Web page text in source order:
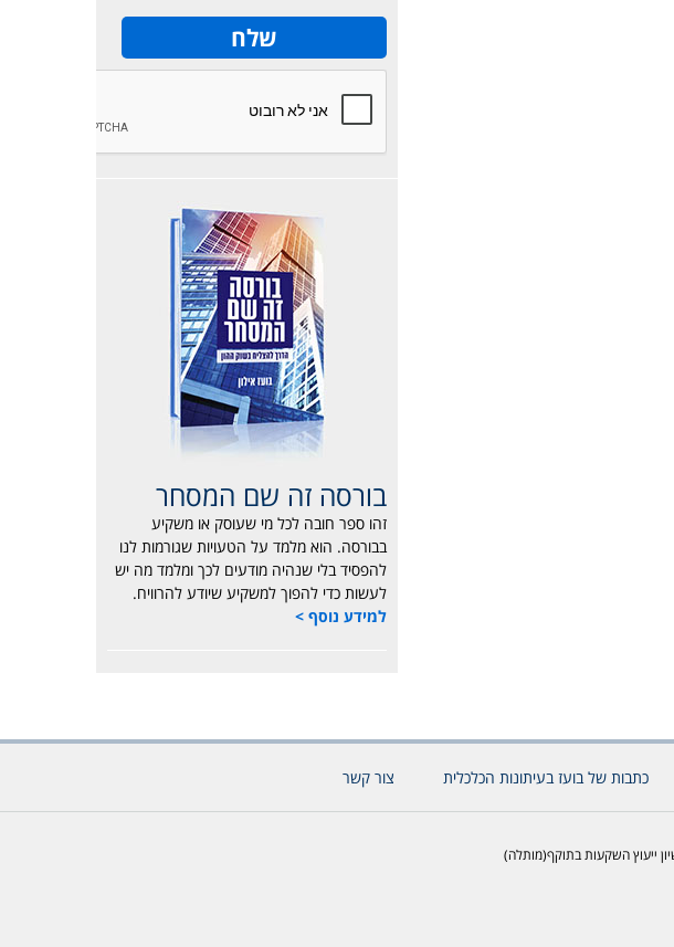
בורסה זה שם המסחר
זהו ספר חובה לכל מי שעוסק או משקיע
בבורסה. הוא מלמד על הטעויות שגורמות לנו
להפסיד בלי שנהיה מודעים לכך ומלמד מה יש
לעשות כדי להפוך למשקיע שיודע להרוויח.
למידע נוסף >
כתבות של בועז בעיתונות הכלכלית צור קשר